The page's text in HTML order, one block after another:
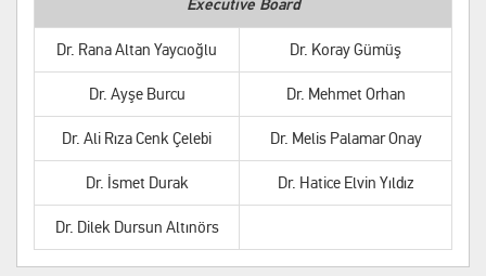
Executive Board
Dr. Rana Altan Yaycıoğlu Dr. Koray Gümüş
Dr. Ayşe Burcu Dr. Mehmet Orhan
Dr. Ali Rıza Cenk Çelebi Dr. Melis Palamar Onay
Dr. İsmet Durak Dr. Hatice Elvin Yıldız
Dr. Dilek Dursun Altınörs